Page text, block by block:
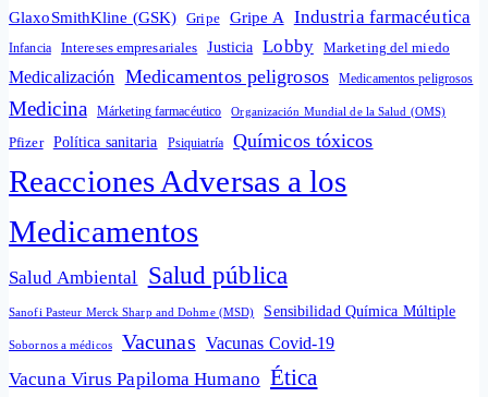
GlaxoSmithKline (GSK) Gripe Gripe A Industria farmacéutica
Infancia Intereses empresariales Justicia Lobby Marketing del miedo
Medicalización Medicamentos peligrosos Medicamentos peligrosos
Medicina Márketing farmacéutico Organización Mundial de la Salud (OMS)
Pfizer Política sanitaria Psiquiatría Químicos tóxicos
Reacciones Adversas a los
Medicamentos
Salud Ambiental Salud pública
Sanofi Pasteur Merck Sharp and Dohme (MSD) Sensibilidad Química Múltiple
Sobornos a médicos Vacunas Vacunas Covid-19
Vacuna Virus Papiloma Humano Ética